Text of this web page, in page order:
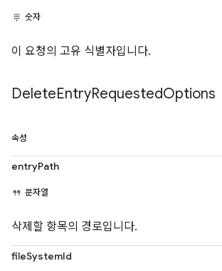
숫자
이 요청의 고유 식별자입니다.
DeleteEntryRequestedOptions
속성
entryPath
문자열
삭제할 항목의 경로입니다.
fileSystemId